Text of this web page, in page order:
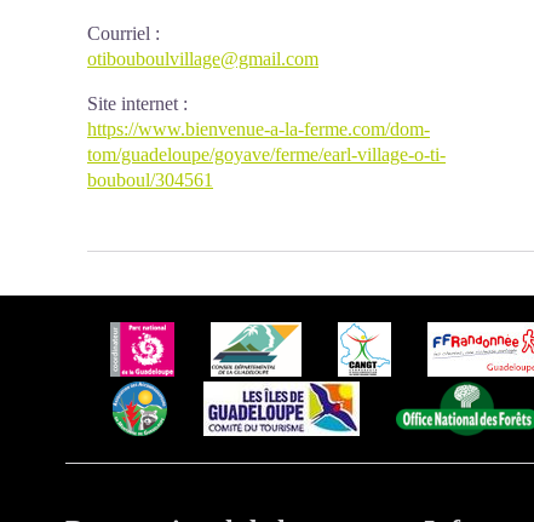
Courriel :
otibouboulvillage@gmail.com
Site internet :
https://www.bienvenue-a-la-ferme.com/dom-
tom/guadeloupe/goyave/ferme/earl-village-o-ti-
bouboul/304561